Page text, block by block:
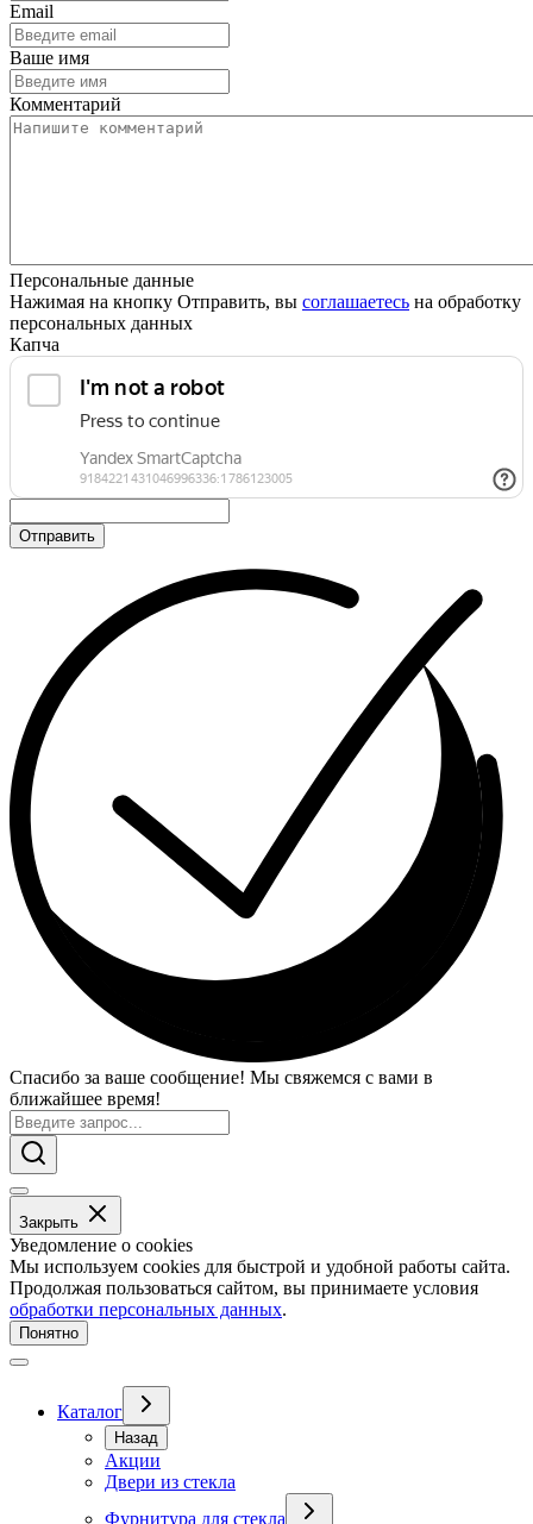
Email
Ваше имя
Комментарий
Персональные данные
Нажимая на кнопку Отправить, вы соглашаетесь на обработку
персональных данных
Капча
Отправить
Спасибо за ваше сообщение! Мы свяжемся с вами в
ближайшее время!
Закрыть
Уведомление о cookies
Мы используем cookies для быстрой и удобной работы сайта.
Продолжая пользоваться сайтом, вы принимаете условия
обработки персональных данных.
Понятно
Каталог
Назад
Акции
Двери из стекла
Фурнитура для стекла